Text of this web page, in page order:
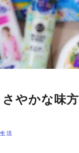
やかな味方
活